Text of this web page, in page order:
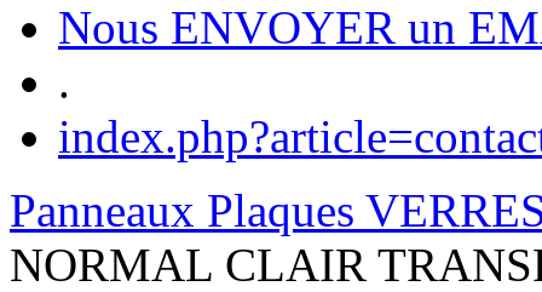
Nous ENVOYER un
.
Panneaux Plaques
NORMAL CLAIR